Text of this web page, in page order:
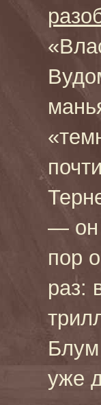
— он
пор
раз:
Блум
уже